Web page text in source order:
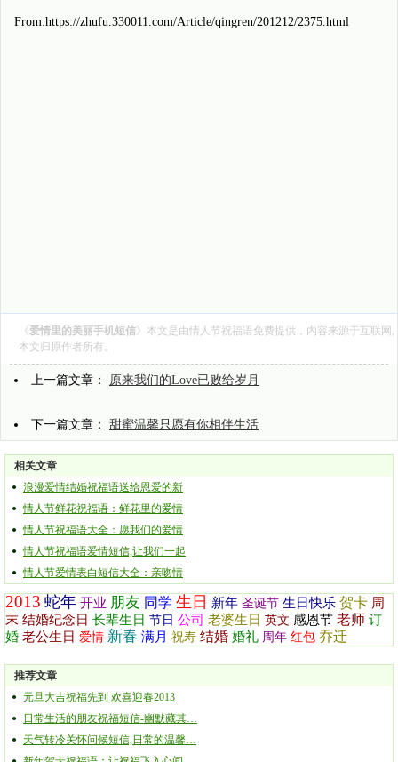
From:https://zhufu.330011.com/Article/qingren/201212/2375.html
《爱情里的美丽手机短信》本文是由情人节祝福语免费提供，内容来源于互联网,
本文归原作者所有。
上一篇文章： 原来我们的Love已败给岁月
下一篇文章： 甜蜜温馨只愿有你相伴生活
相关文章
浪漫爱情结婚祝福语送给恩爱的新
情人节鲜花祝福语：鲜花里的爱情
情人节祝福语大全：愿我们的爱情
情人节祝福语爱情短信,让我们一起
情人节爱情表白短信大全：亲吻情
2013 蛇年 开业 朋友 同学 生日 新年 圣诞节 生日快乐 贺卡 周
末 结婚纪念日 长辈生日 节日 公司 老婆生日 英文 感恩节 老师 订
婚 老公生日 爱情 新春 满月 祝寿 结婚 婚礼 周年 红包 乔迁
推荐文章
元旦大吉祝福先到 欢喜迎春2013
日常生活的朋友祝福短信-幽默藏其…
天气转冷关怀问候短信,日常的温馨…